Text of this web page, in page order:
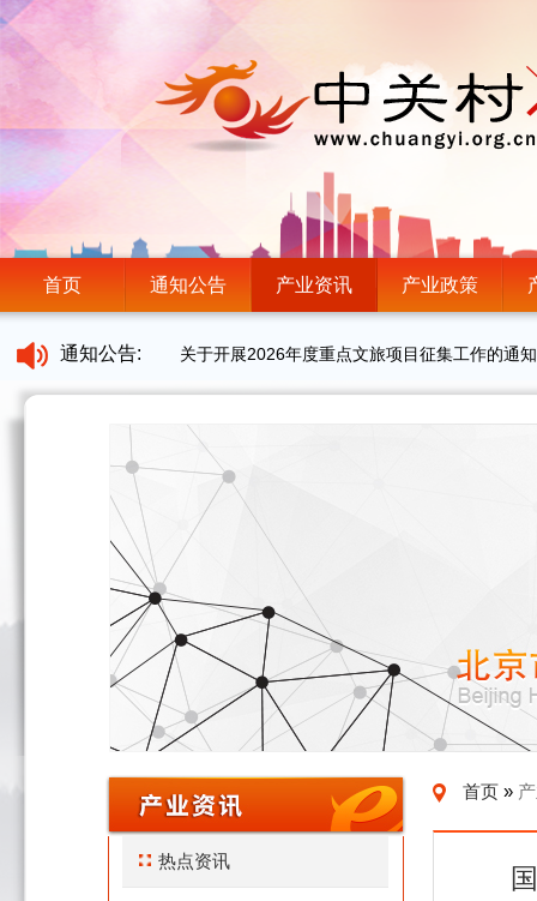
首页 通知公告 产业资讯 产业政策
通知公告: 关于开展2026年度重点文旅项目征集工作的通知
北京市新闻出版局关于开展2026年度北京市实
“智赢未来——人工智能+企业转型”企业沙龙邀
北京市广电局关于开展2026年“京琅琊”人才专
热点资讯
首页 »